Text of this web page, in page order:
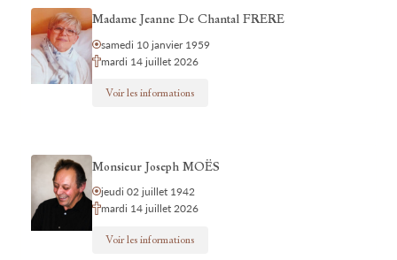
Madame Jeanne De Chantal FRERE
samedi 10 janvier 1959
mardi 14 juillet 2026
Voir les informations
Monsieur Joseph MOËS
jeudi 02 juillet 1942
mardi 14 juillet 2026
Voir les informations